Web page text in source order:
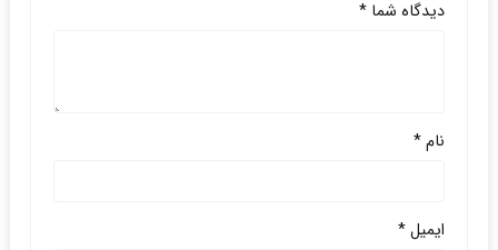
دیدگاه شما *
نام*
ایمیل*